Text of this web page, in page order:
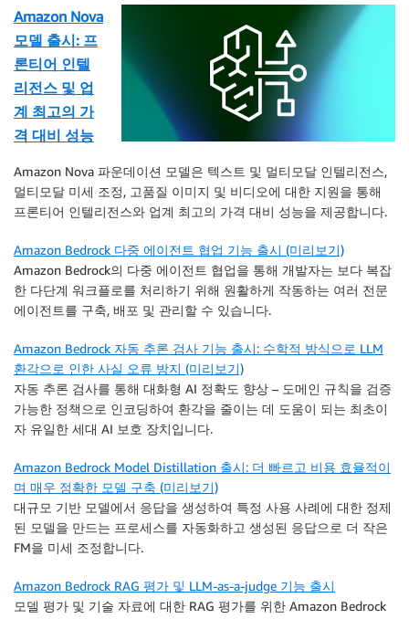
Amazon Nova
모델 출시: 프
론티어 인텔
리전스 및 업
계 최고의 가
격 대비 성능
Amazon Nova 파운데이션 모델은 텍스트 및 멀티모달 인텔리전스,
멀티모달 미세 조정, 고품질 이미지 및 비디오에 대한 지원을 통해
프론티어 인텔리전스와 업계 최고의 가격 대비 성능을 제공합니다.
Amazon Bedrock 다중 에이전트 협업 기능 출시 (미리보기)
Amazon Bedrock의 다중 에이전트 협업을 통해 개발자는 보다 복잡
한 다단계 워크플로를 처리하기 위해 원활하게 작동하는 여러 전문
에이전트를 구축, 배포 및 관리할 수 있습니다.
Amazon Bedrock 자동 추론 검사 기능 출시: 수학적 방식으로 LLM
환각으로 인한 사실 오류 방지 (미리보기)
자동 추론 검사를 통해 대화형 AI 정확도 향상 – 도메인 규칙을 검증
가능한 정책으로 인코딩하여 환각을 줄이는 데 도움이 되는 최초이
자 유일한 세대 AI 보호 장치입니다.
Amazon Bedrock Model Distillation 출시: 더 빠르고 비용 효율적이
며 매우 정확한 모델 구축 (미리보기)
대규모 기반 모델에서 응답을 생성하여 특정 사용 사례에 대한 정제
된 모델을 만드는 프로세스를 자동화하고 생성된 응답으로 더 작은
FM을 미세 조정합니다.
Amazon Bedrock RAG 평가 및 LLM-as-a-judge 기능 출시
모델 평가 및 기술 자료에 대한 RAG 평가를 위한 Amazon Bedrock